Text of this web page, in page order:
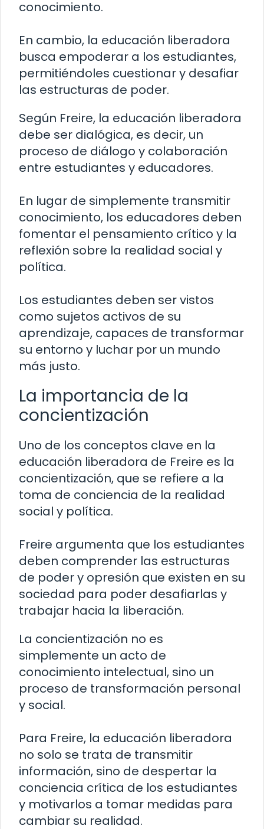
conocimiento.
En cambio, la educación liberadora
busca empoderar a los estudiantes,
permitiéndoles cuestionar y desafiar
las estructuras de poder.
Según Freire, la educación liberadora
debe ser dialógica, es decir, un
proceso de diálogo y colaboración
entre estudiantes y educadores.
En lugar de simplemente transmitir
conocimiento, los educadores deben
fomentar el pensamiento crítico y la
reflexión sobre la realidad social y
política.
Los estudiantes deben ser vistos
como sujetos activos de su
aprendizaje, capaces de transformar
su entorno y luchar por un mundo
más justo.
La importancia de la
concientización
Uno de los conceptos clave en la
educación liberadora de Freire es la
concientización, que se refiere a la
toma de conciencia de la realidad
social y política.
Freire argumenta que los estudiantes
deben comprender las estructuras
de poder y opresión que existen en su
sociedad para poder desafiarlas y
trabajar hacia la liberación.
La concientización no es
simplemente un acto de
conocimiento intelectual, sino un
proceso de transformación personal
y social.
Para Freire, la educación liberadora
no solo se trata de transmitir
información, sino de despertar la
conciencia crítica de los estudiantes
y motivarlos a tomar medidas para
cambiar su realidad.